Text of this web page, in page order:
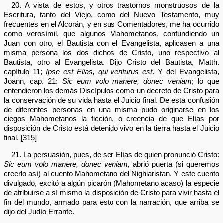
20. A vista de estos, y otros trastornos monstruosos de la
Escritura, tanto del Viejo, como del Nuevo Testamento, muy
frecuentes en el Alcorán, y en sus Comentadores, me ha ocurrido
como verosímil, que algunos Mahometanos, confundiendo un
Juan con otro, el Bautista con el Evangelista, aplicasen a una
misma persona los dos dichos de Cristo, uno respectivo al
Bautista, otro al Evangelista. Dijo Cristo del Bautista, Matth.
capítulo 11; Ipse est Elias, qui venturus est. Y del Evangelista,
Joann, cap. 21: Sic eum volo manere, donec veniam; lo que
entendieron los demás Discípulos como un decreto de Cristo para
la conservación de su vida hasta el Juicio final. De esta confusión
de diferentes personas en una misma pudo originarse en los
ciegos Mahometanos la ficción, o creencia de que Elías por
disposición de Cristo está detenido vivo en la tierra hasta el Juicio
final. [315]
21. La persuasión, pues, de ser Elías de quien pronunció Cristo:
Sic eum volo manere, donec veniam, abrió puerta (si queremos
creerlo así) al cuento Mahometano del Nighiaristan. Y este cuento
divulgado, excitó a algún picarón (Mahometano acaso) la especie
de atribuirse a sí mismo la disposición de Cristo para vivir hasta el
fin del mundo, armado para esto con la narración, que arriba se
dijo del Judío Errante.